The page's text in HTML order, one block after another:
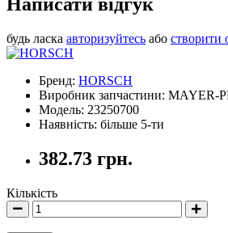
будь ласка авторизуйтесь або створити
Бренд: HORSCH
Виробник запчастини: MAYER-
Модель: 23250700
Наявність: більше 5-ти
382.73 грн.
Кількість